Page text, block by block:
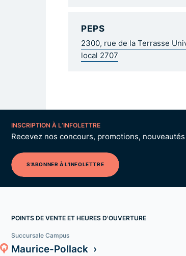
PEPS
2300, rue de la Terrasse
local 2707
INSCRIPTION À L’INFOLETTRE
Recevez nos concours, promotions,
S'ABONNER À L'INFOLETTRE
POINTS DE VENTE ET HEURES D'OUVERTURE
Succursale Campus
Maurice-Pollack ›